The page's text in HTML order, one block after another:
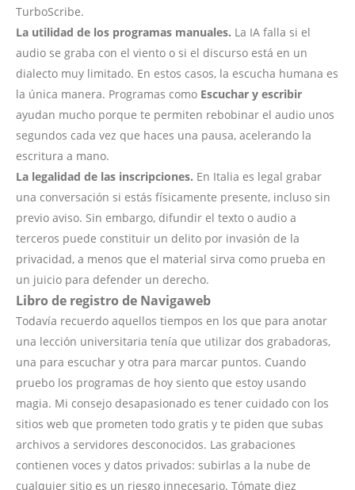
TurboScribe.
La utilidad de los programas manuales. La IA falla si el
audio se graba con el viento o si el discurso está en un
dialecto muy limitado. En estos casos, la escucha humana es
la única manera. Programas como Escuchar y escribir
ayudan mucho porque te permiten rebobinar el audio unos
segundos cada vez que haces una pausa, acelerando la
escritura a mano.
La legalidad de las inscripciones. En Italia es legal grabar
una conversación si estás físicamente presente, incluso sin
previo aviso. Sin embargo, difundir el texto o audio a
terceros puede constituir un delito por invasión de la
privacidad, a menos que el material sirva como prueba en
un juicio para defender un derecho.
Libro de registro de Navigaweb
Todavía recuerdo aquellos tiempos en los que para anotar
una lección universitaria tenía que utilizar dos grabadoras,
una para escuchar y otra para marcar puntos. Cuando
pruebo los programas de hoy siento que estoy usando
magia. Mi consejo desapasionado es tener cuidado con los
sitios web que prometen todo gratis y te piden que subas
archivos a servidores desconocidos. Las grabaciones
contienen voces y datos privados: subirlas a la nube de
cualquier sitio es un riesgo innecesario. Tómate diez